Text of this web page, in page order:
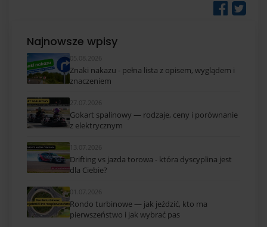
Najnowsze wpisy
05.08.2026
Znaki nakazu - pełna lista z opisem, wyglądem i
znaczeniem
27.07.2026
Gokart spalinowy — rodzaje, ceny i porównanie
z elektrycznym
13.07.2026
Drifting vs jazda torowa - która dyscyplina jest
dla Ciebie?
01.07.2026
Rondo turbinowe — jak jeździć, kto ma
pierwszeństwo i jak wybrać pas